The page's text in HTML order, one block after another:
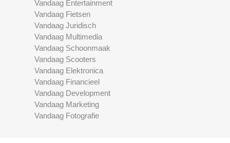
Vandaag Entertainment
Vandaag Fietsen
Vandaag Juridisch
Vandaag Multimedia
Vandaag Schoonmaak
Vandaag Scooters
Vandaag Elektronica
Vandaag Financieel
Vandaag Development
Vandaag Marketing
Vandaag Fotografie